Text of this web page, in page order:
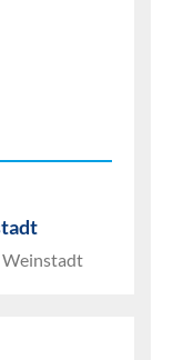
Weinstadt